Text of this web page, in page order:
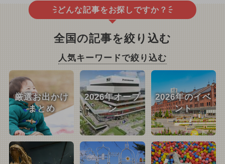
どんな記事をお探しですか？
全国の記事を絞り込む
人気キーワードで絞り込む
厳選お出かけ
まとめ
2026年オープ
ン
2026年のイベ
ント